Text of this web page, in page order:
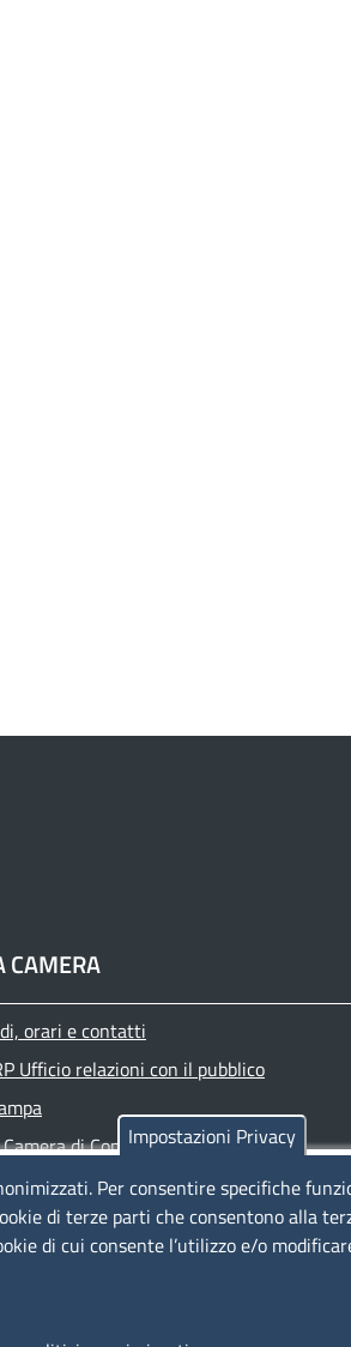
CAMERA
orari e contatti
Ufficio relazioni con il pubblico
di Commercio oggi
speciale PromoFirenze
tematici
Impostazioni Privacy
Per consentire specifiche
di terze parti che consentono alla
di cui consente l’utilizzo e/o